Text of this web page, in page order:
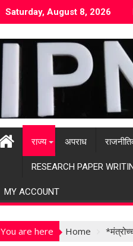
Saturday, August 8, 2026
राज्य अपराध
RESEARCH PAPER
MY ACCOUNT
You are here Home